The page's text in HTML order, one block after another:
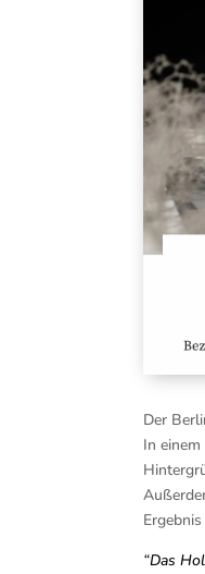
Der
In
“Das